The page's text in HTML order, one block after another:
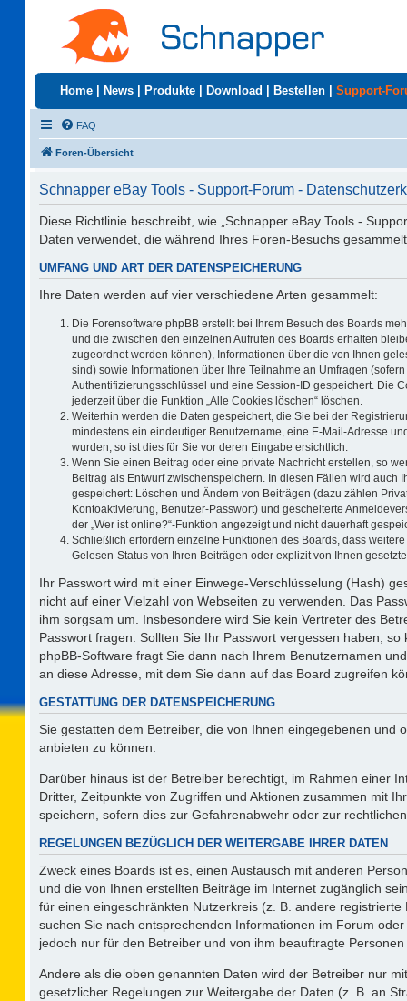
Home News Produkte Download Bestellen Support-
FAQ
Foren-Übersicht
Schnapper eBay Tools - Support-Forum -
Diese Richtlinie beschreibt, wie „Schnapper eBay Tools -
Daten verwendet, die während Ihres Foren-Besuchs
UMFANG UND ART DER DATENSPEICHERUNG
Ihre Daten werden auf vier verschiedene Arten gesammelt:
Die Forensoftware phpBB erstellt bei Ihrem Besuch des Boards
und die zwischen den einzelnen Aufrufen des Boards erhalten
zugeordnet werden können), Informationen über die von Ihnen
sind) sowie Informationen über Ihre Teilnahme an Umfragen
Authentifizierungsschlüssel und eine Session-ID gespeichert. Die
jederzeit über die Funktion „Alle Cookies löschen“ löschen.
Weiterhin werden die Daten gespeichert, die Sie bei der
mindestens ein eindeutiger Benutzername, eine E-Mail-Adresse
wurden, so ist dies für Sie vor deren Eingabe ersichtlich.
Wenn Sie einen Beitrag oder eine private Nachricht erstellen, so
Beitrag als Entwurf zwischenspeichern. In diesen Fällen wird
gespeichert: Löschen und Ändern von Beiträgen (dazu zählen
Kontoaktivierung, Benutzer-Passwort) und gescheiterte
der „Wer ist online?“-Funktion angezeigt und nicht dauerhaft
Schließlich erfordern einzelne Funktionen des Boards, dass
Gelesen-Status von Ihren Beiträgen oder explizit von Ihnen
Ihr Passwort wird mit einer Einwege-Verschlüsselung (Hash)
nicht auf einer Vielzahl von Webseiten zu verwenden. Das
ihm sorgsam um. Insbesondere wird Sie kein Vertreter des
Passwort fragen. Sollten Sie Ihr Passwort vergessen haben,
phpBB-Software fragt Sie dann nach Ihrem Benutzernamen
an diese Adresse, mit dem Sie dann auf das Board zugreifen
GESTATTUNG DER DATENSPEICHERUNG
Sie gestatten dem Betreiber, die von Ihnen eingegebenen
anbieten zu können.
Darüber hinaus ist der Betreiber berechtigt, im Rahmen einer
Dritter, Zeitpunkte von Zugriffen und Aktionen zusammen mit
speichern, sofern dies zur Gefahrenabwehr oder zur
REGELUNGEN BEZÜGLICH DER WEITERGABE IHRER DATEN
Zweck eines Boards ist es, einen Austausch mit anderen
und die von Ihnen erstellten Beiträge im Internet zugänglich
für einen eingeschränkten Nutzerkreis (z. B. andere
suchen Sie nach entsprechenden Informationen im Forum
jedoch nur für den Betreiber und von ihm beauftragte
Andere als die oben genannten Daten wird der Betreiber nur
gesetzlicher Regelungen zur Weitergabe der Daten (z. B. an